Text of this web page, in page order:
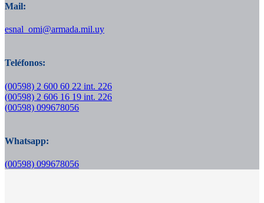
Mail:
esnal_omi@armada.mil.uy
Teléfonos:
(00598) 2 600 60 22 int. 226
(00598) 2 606 16 19 int. 226
(00598) 099678056
Whatsapp:
(00598) 099678056